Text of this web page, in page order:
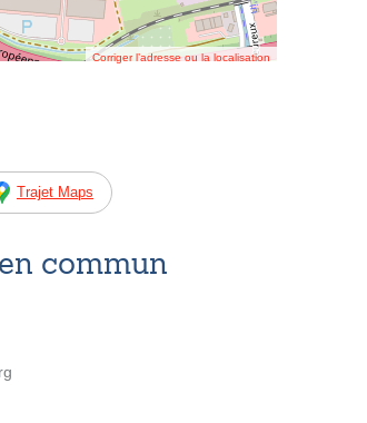
Corriger l’adresse ou la localisation
Trajet Maps
commun